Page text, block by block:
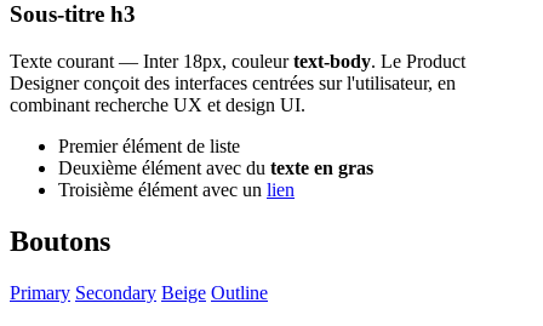
Sous-titre h3
Texte courant — Inter 18px, couleurtext-body. Le Product
Designer conçoit des interfaces centrées sur l'utilisateur, en
combinant recherche UX et design UI.
Premier élément de liste
Deuxième élément avec du texte en gras
Troisième élément avec un lien
Boutons
Primary Secondary Beige Outline